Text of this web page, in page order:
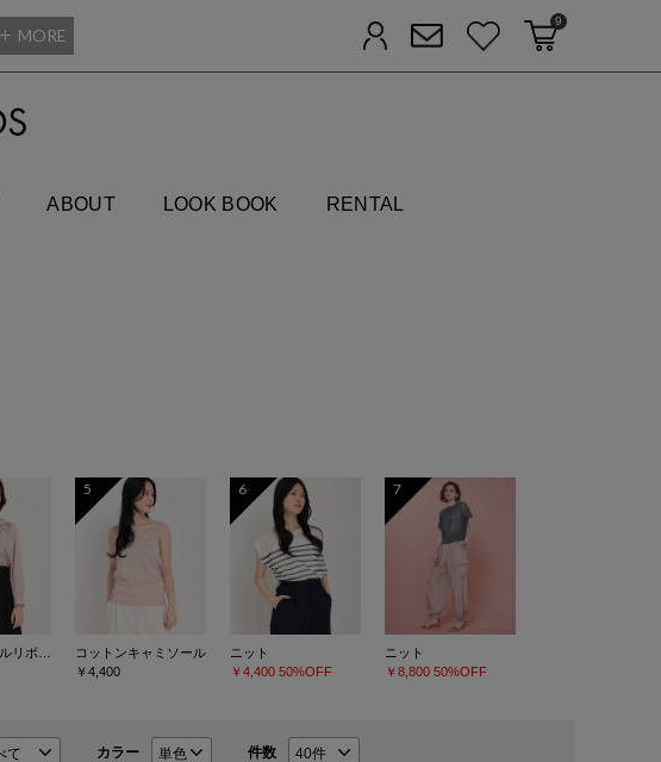
MORE ログイン メルマガ登録お気に入りカートに入れる
9
ABOUT LOOK BOOK RENTAL
5
コットンキャミソール
￥4,400
6
ニット
￥4,400 50%OFF
7
ニット
￥8,800 50%OFF
カラー 件数